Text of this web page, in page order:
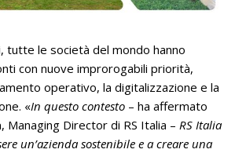
tutte le società del mondo hanno
con nuove improrogabili priorità,
operativo, la digitalizzazione e la
«In questo contesto – ha affermato
, Managing Director di RS Italia – RS Italia
un’azienda sostenibile e a creare una